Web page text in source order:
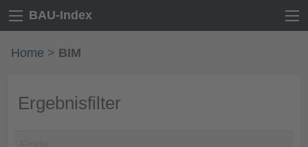
BAU-Index
Home > BIM
Ergebnisfilter